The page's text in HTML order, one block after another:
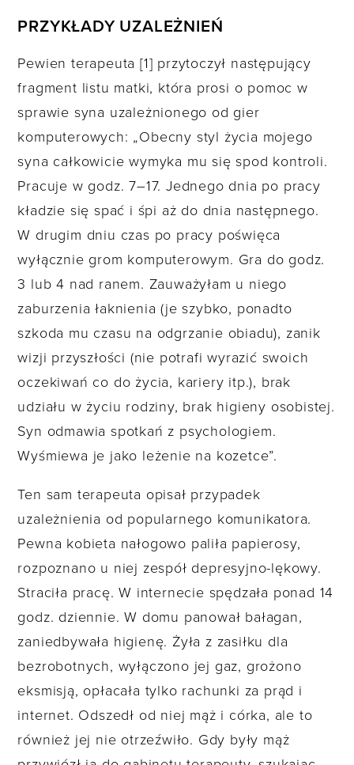
PRZYKŁADY UZALEŻNIEŃ
Pewien terapeuta [1] przytoczył następujący
fragment listu matki, która prosi o pomoc w
sprawie syna uzależnionego od gier
komputerowych: „Obecny styl życia mojego
syna całkowicie wymyka mu się spod kontroli.
Pracuje w godz. 7–17. Jednego dnia po pracy
kładzie się spać i śpi aż do dnia następnego.
W drugim dniu czas po pracy poświęca
wyłącznie grom komputerowym. Gra do godz.
3 lub 4 nad ranem. Zauważyłam u niego
zaburzenia łaknienia (je szybko, ponadto
szkoda mu czasu na odgrzanie obiadu), zanik
wizji przyszłości (nie potrafi wyrazić swoich
oczekiwań co do życia, kariery itp.), brak
udziału w życiu rodziny, brak higieny osobistej.
Syn odmawia spotkań z psychologiem.
Wyśmiewa je jako leżenie na kozetce”.
Ten sam terapeuta opisał przypadek
uzależnienia od popularnego komunikatora.
Pewna kobieta nałogowo paliła papierosy,
rozpoznano u niej zespół depresyjno-lękowy.
Straciła pracę. W internecie spędzała ponad 14
godz. dziennie. W domu panował bałagan,
zaniedbywała higienę. Żyła z zasiłku dla
bezrobotnych, wyłączono jej gaz, grożono
eksmisją, opłacała tylko rachunki za prąd i
internet. Odszedł od niej mąż i córka, ale to
również jej nie otrzeźwiło. Gdy były mąż